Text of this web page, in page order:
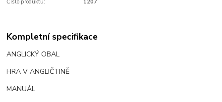
Číslo produktu: 1207
Kompletní specifikace
ANGLICKÝ OBAL
HRA V ANGLIČTINĚ
MANUÁL